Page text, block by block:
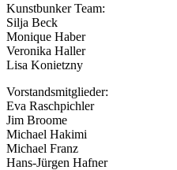
Kunstbunker Team:
Silja Beck
Monique Haber
Veronika Haller
Lisa Konietzny
Vorstandsmitglieder:
Eva Raschpichler
Jim Broome
Michael Hakimi
Michael Franz
Hans-Jürgen Hafner